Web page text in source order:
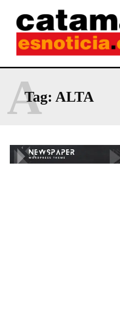
Tag: ALTA
A